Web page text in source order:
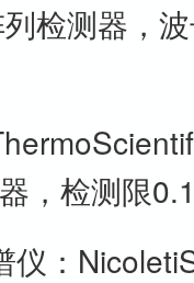
检测器，
，检测限
仪：